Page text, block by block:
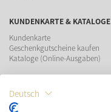
KUNDENKARTE & KATALOGE
Kundenkarte
Geschenkgutscheine kaufen
Kataloge (Online-Ausgaben)
ZAHLUNGSMÖGLICHKEITEN
Deutsch